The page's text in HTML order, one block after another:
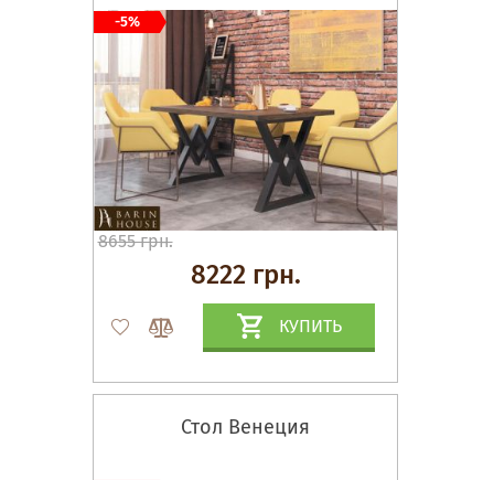
8655 грн.
8222 грн.
КУПИТЬ
-5%
Стол Венеция